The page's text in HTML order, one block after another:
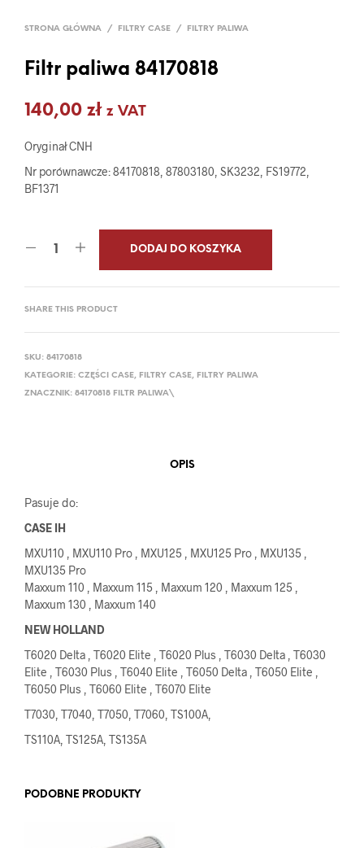
STRONA GŁÓWNA / FILTRY CASE / FILTRY PALIWA
Filtr paliwa 84170818
140,00 zł z VAT
Oryginał CNH
Nr porównawcze: 84170818, 87803180, SK3232, FS19772,
BF1371
DODAJ DO KOSZYKA
SHARE THIS PRODUCT
SKU: 84170818
KATEGORIE: CZĘŚCI CASE, FILTRY CASE, FILTRY PALIWA
ZNACZNIK: 84170818 FILTR PALIWA\
OPIS
Pasuje do:
CASE IH
MXU110 , MXU110 Pro , MXU125 , MXU125 Pro , MXU135 ,
MXU135 Pro
Maxxum 110 , Maxxum 115 , Maxxum 120 , Maxxum 125 ,
Maxxum 130 , Maxxum 140
NEW HOLLAND
T6020 Delta , T6020 Elite , T6020 Plus , T6030 Delta , T6030
Elite , T6030 Plus , T6040 Elite , T6050 Delta , T6050 Elite ,
T6050 Plus , T6060 Elite , T6070 Elite
T7030, T7040, T7050, T7060, TS100A,
TS110A, TS125A, TS135A
PODOBNE PRODUKTY